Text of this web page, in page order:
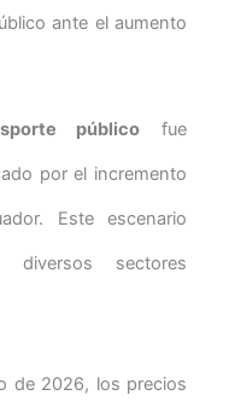
ante el aumento
público fue
por el incremento
Este escenario
diversos sectores
de 2026, los precios